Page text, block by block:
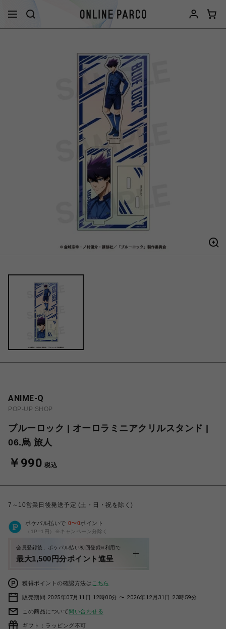
ANIME-Q
POP-UP SHOP
ブルーロック | オーロラミニアクリルスタンド |
06.烏 旅人
￥990 税込
7～10営業日後発送予定 (土・日・祝を除く)
ポケパル払いで 0〜0ポイント
（1P=1円）※キャンペーン分除く
会員登録後、ポケパル払い初回登録&利用で
最大1,500円分ポイント進呈
獲得ポイントの確認方法は こちら
販売期間 2025年07月11日 12時00分 〜 2026年12月31日 23時59分
この商品について問い合わせる
ギフト：ラッピング不可